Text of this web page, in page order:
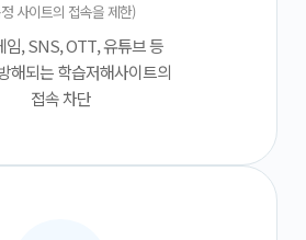
사이트의 접속을 제한)
임, SNS, OTT, 유튜브 등
해되는 학습저해사이트의
접속 차단